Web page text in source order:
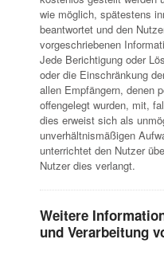
wie möglich, spätestens
beantwortet und den
vorgeschriebenen
Jede Berichtigung oder
oder die Einschränkung
allen Empfängern, denen
offengelegt wurden, mit,
dies erweist sich als
unverhältnismäßigen
unterrichtet den Nutzer
Nutzer dies verlangt.
Weitere
und Verarbeitung